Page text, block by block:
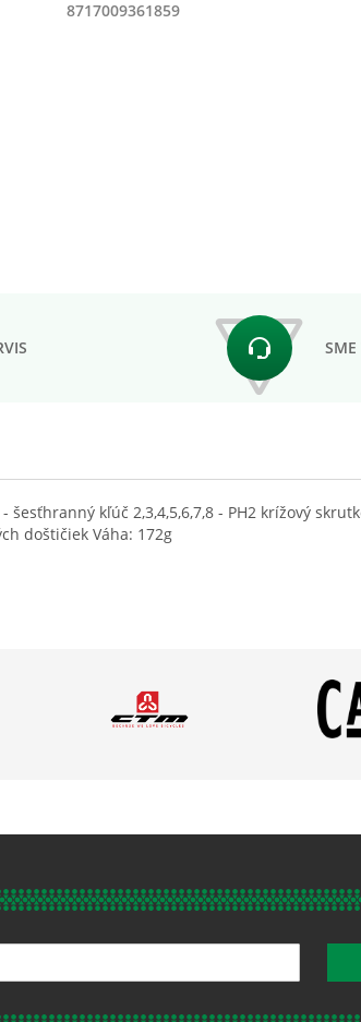
8717009361859
SME
kľúč 2,3,4,5,6,7,8 - PH2 krížový
doštičiek Váha: 172g